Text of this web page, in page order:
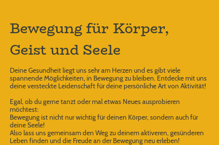
Bewegung für Körper,
Geist und Seele
Deine Gesundheit liegt uns sehr am Herzen und es gibt viele
spannende Möglichkeiten, in Bewegung zu bleiben. Entdecke mit uns
deine versteckte Leidenschaft für deine persönliche Art von Aktivität!
Egal, ob du gerne tanzt oder mal etwas Neues ausprobieren
möchtest:
Bewegung ist nicht nur wichtig für deinen Körper, sondern auch für
deine Seele!
Also lass uns gemeinsam den Weg zu deinem aktiveren, gesünderen
Leben finden und die Freude an der Bewegung neu erleben!